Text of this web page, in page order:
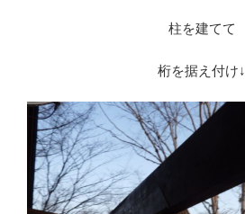
柱を建てて
桁を据え付け↓